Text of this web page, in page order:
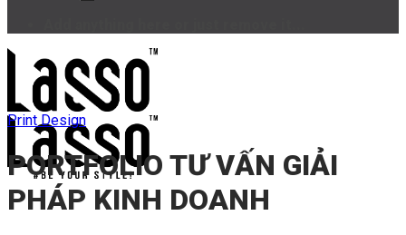
Print Design
PORTFOLIO TƯ VẤN GIẢI
PHÁP KINH DOANH